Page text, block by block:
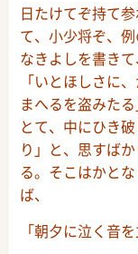
日たけてぞ持て
て、小少将ぞ、
なきよしを書きて、
「いとほしさに
まへるを盗みたる
とて、中にひき
り」と、思すば
る。そこはかと
ば、
「朝夕に泣く音